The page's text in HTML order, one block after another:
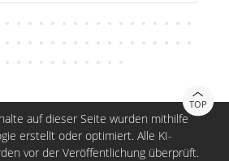
TOP
auf dieser Seite wurden mithilfe
erstellt oder optimiert. Alle KI-
vor der Veröffentlichung überprüft.